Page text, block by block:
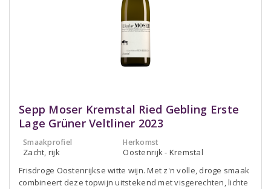
Sepp Moser Kremstal Ried Gebling Erste
Lage Grüner Veltliner 2023
Smaakprofiel
Zacht, rijk
Herkomst
Oostenrijk - Kremstal
Frisdroge Oostenrijkse witte wijn. Met z'n volle, droge smaak
combineert deze topwijn uitstekend met visgerechten, lichte